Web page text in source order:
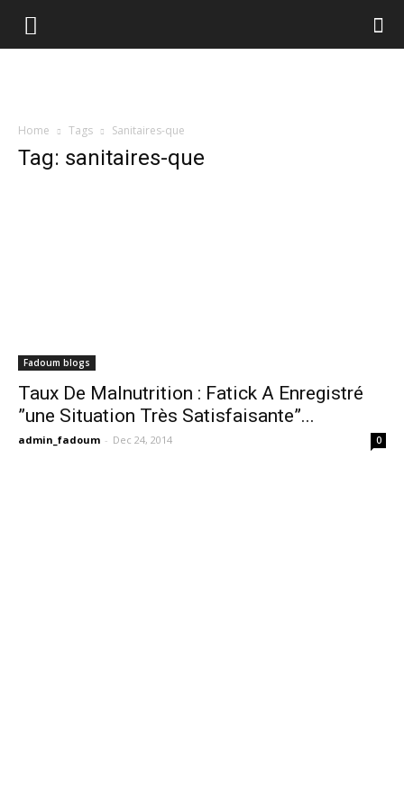
Home Tags Sanitaires-que
Tag: sanitaires-que
Fadoum blogs
Taux De Malnutrition : Fatick A Enregistré
”une Situation Très Satisfaisante”...
admin_fadoum - Dec 24, 2014 0